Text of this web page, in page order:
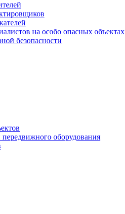
на особо опасных объектах
безопасности
оборудования